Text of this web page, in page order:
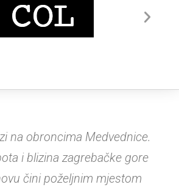
na obroncima Medvednice.
i blizina zagrebačke gore
čini poželjnim mjestom